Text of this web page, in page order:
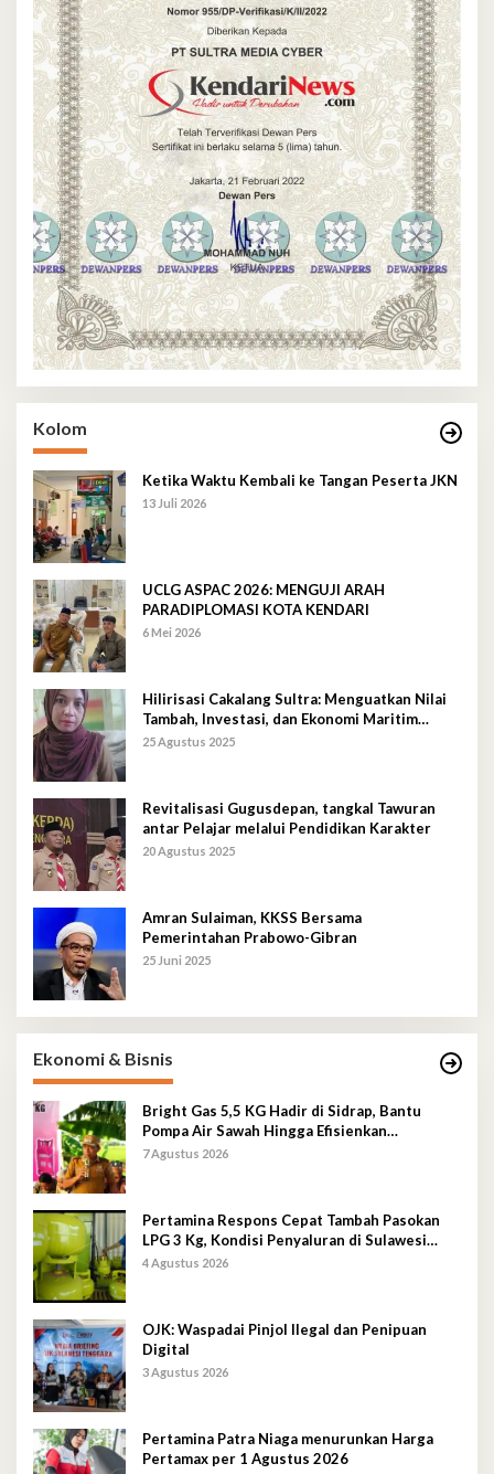
Kolom
Ketika Waktu Kembali ke Tangan Peserta JKN
13 Juli 2026
UCLG ASPAC 2026: MENGUJI ARAH
PARADIPLOMASI KOTA KENDARI
6 Mei 2026
Hilirisasi Cakalang Sultra: Menguatkan Nilai
Tambah, Investasi, dan Ekonomi Maritim
Berkelanjutan
25 Agustus 2025
Revitalisasi Gugusdepan, tangkal Tawuran
antar Pelajar melalui Pendidikan Karakter
20 Agustus 2025
Amran Sulaiman, KKSS Bersama
Pemerintahan Prabowo-Gibran
25 Juni 2025
Ekonomi & Bisnis
Bright Gas 5,5 KG Hadir di Sidrap, Bantu
Pompa Air Sawah Hingga Efisienkan
Penyaluran Elpiji 3 Kg
7 Agustus 2026
Pertamina Respons Cepat Tambah Pasokan
LPG 3 Kg, Kondisi Penyaluran di Sulawesi
Selatan Berlangsung Kondusif
4 Agustus 2026
OJK: Waspadai Pinjol Ilegal dan Penipuan
Digital
3 Agustus 2026
Pertamina Patra Niaga menurunkan Harga
Pertamax per 1 Agustus 2026